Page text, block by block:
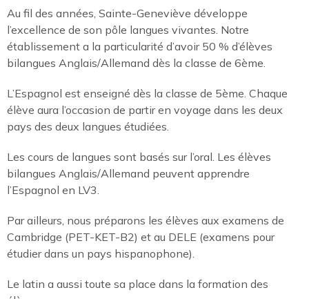
Saint Pierre Saint
L'orientation
La classe flexible
Au fil des années, Sainte-Geneviève développe
l’excellence de son pôle langues vivantes. Notre
établissement a la particularité d’avoir 50 % d’élèves
bilangues Anglais/Allemand dès la classe de 6ème.
L’Espagnol est enseigné dès la classe de 5ème. Chaque
élève aura l’occasion de partir en voyage dans les deux
pays des deux langues étudiées.
Les cours de langues sont basés sur l’oral. Les élèves
bilangues Anglais/Allemand peuvent apprendre
l’Espagnol en LV3.
Par ailleurs, nous préparons les élèves aux examens de
Cambridge (PET-KET-B2) et au DELE (examens pour
étudier dans un pays hispanophone).
Le latin a aussi toute sa place dans la formation des